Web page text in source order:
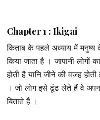
Chapter 1 : Ikigai
किताब के पहले अध्याय में
किया जाता है । जापानी लोगों
होती है यानि जीने की वजह
। जो लोग इसे ढूंढ लेते हैं वे
बिताते हैं ।